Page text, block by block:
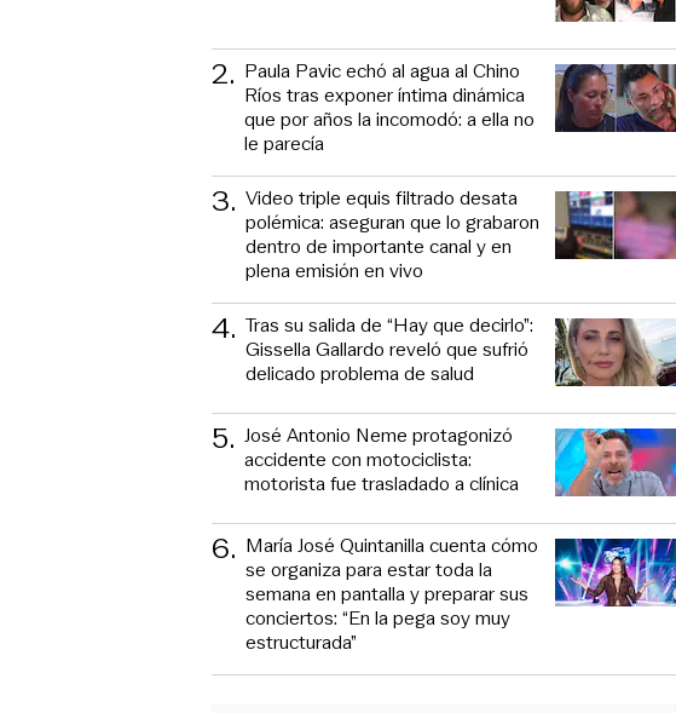
2. Paula Pavic echó al agua al Chino
Ríos tras exponer íntima dinámica
que por años la incomodó: a ella no
le parecía
3. Video triple equis filtrado desata
polémica: aseguran que lo grabaron
dentro de importante canal y en
plena emisión en vivo
4. Tras su salida de “Hay que decirlo”:
Gissella Gallardo reveló que sufrió
delicado problema de salud
5. José Antonio Neme protagonizó
accidente con motociclista:
motorista fue trasladado a clínica
6. María José Quintanilla cuenta cómo
se organiza para estar toda la
semana en pantalla y preparar sus
conciertos: “En la pega soy muy
estructurada”